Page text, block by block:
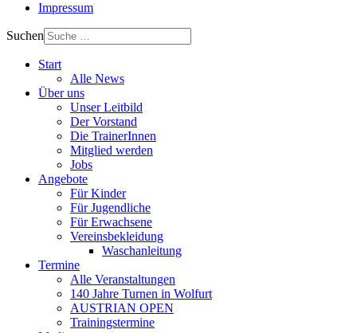
Impressum
Suchen
Start
Alle News
Über uns
Unser Leitbild
Der Vorstand
Die TrainerInnen
Mitglied werden
Jobs
Angebote
Für Kinder
Für Jugendliche
Für Erwachsene
Vereinsbekleidung
Waschanleitung
Termine
Alle Veranstaltungen
140 Jahre Turnen in Wolfurt
AUSTRIAN OPEN
Trainingstermine